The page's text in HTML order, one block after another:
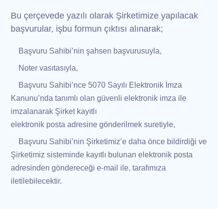
Bu çerçevede yazılı olarak Şirketimize yapılacak
başvurular, işbu formun çıktısı alınarak;
Başvuru Sahibi’nin şahsen başvurusuyla,
Noter vasıtasıyla,
Başvuru Sahibi’nce 5070 Sayılı Elektronik İmza
Kanunu’nda tanımlı olan güvenli elektronik imza ile
imzalanarak Şirket kayıtlı
elektronik posta adresine gönderilmek suretiyle,
Başvuru Sahibi’nin Şirketimiz’e daha önce bildirdiği ve
Şirketimiz sisteminde kayıtlı bulunan elektronik posta
adresinden göndereceği e-mail ile, tarafımıza
iletilebilecektir.